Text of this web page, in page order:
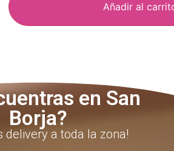
Añadir al
en San
Borja?
delivery a toda la zona!